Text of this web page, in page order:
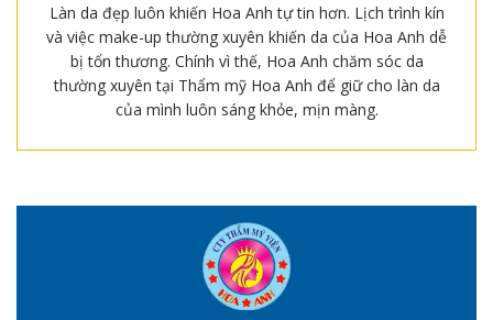
Làn da đẹp luôn khiến Hoa Anh tự tin hơn. Lịch trình kín
và việc make-up thường xuyên khiến da của Hoa Anh dễ
bị tổn thương. Chính vì thế, Hoa Anh chăm sóc da
thường xuyên tại Thẩm mỹ Hoa Anh để giữ cho làn da
của mình luôn sáng khỏe, mịn màng.